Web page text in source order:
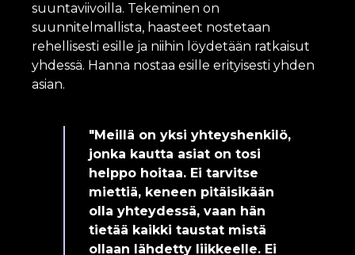
suuntaviivoilla. Tekeminen on
suunnitelmallista, haasteet nostetaan
rehellisesti esille ja niihin löydetään ratkaisut
yhdessä. Hanna nostaa esille erityisesti yhden
asian.
"Meillä on yksi yhteyshenkilö,
jonka kautta asiat on tosi
helppo hoitaa. Ei tarvitse
miettiä, keneen pitäisikään
olla yhteydessä, vaan hän
tietää kaikki taustat mistä
ollaan lähdetty liikkeelle. Ei